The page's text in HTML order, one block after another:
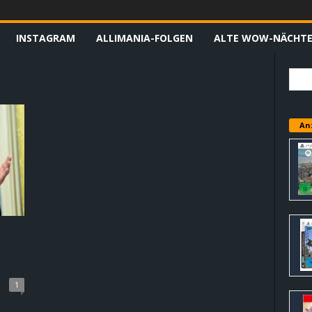
INSTAGRAM ALLIMANIA-FOLGEN ALTE WOW-NÄCHTE
1